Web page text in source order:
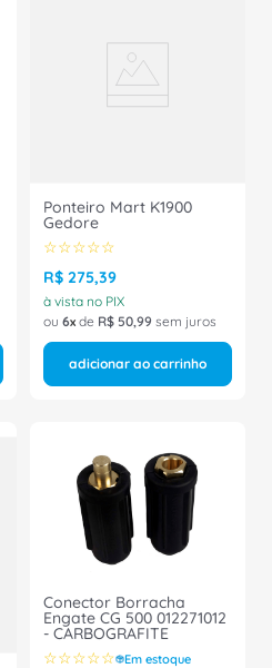
Ponteiro Mart K1900
Gedore
☆☆☆☆☆
R$ 275,39
à vista no PIX
ou 6 de R$ 50,99 sem juros
adicionar ao carrinho
Conector Borracha
Engate CG 500 012271012
- CARBOGRAFITE
☆☆☆☆☆ Em estoque